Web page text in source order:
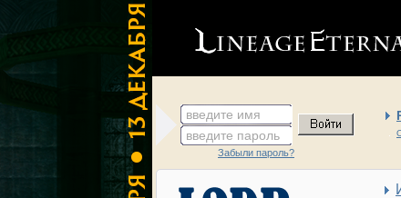
введите имя
введите пароль
Забыли пароль?